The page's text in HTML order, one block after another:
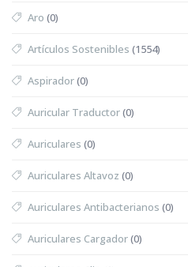
Aro (0)
Artículos Sostenibles (1554)
Aspirador(0)
Auricular Traductor(0)
Auriculares (0)
Auriculares Altavoz (0)
Auriculares Antibacterianos (0)
Auriculares Cargador(0)